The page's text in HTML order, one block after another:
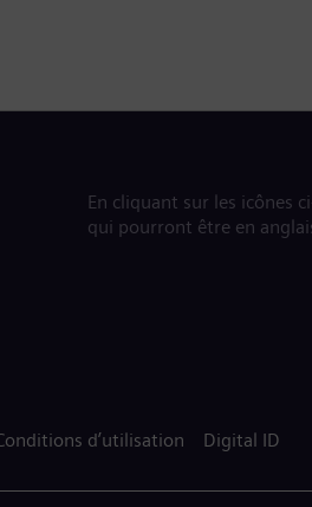
En cliquant sur les icônes
qui pourront être en
d’utilisation Digital ID